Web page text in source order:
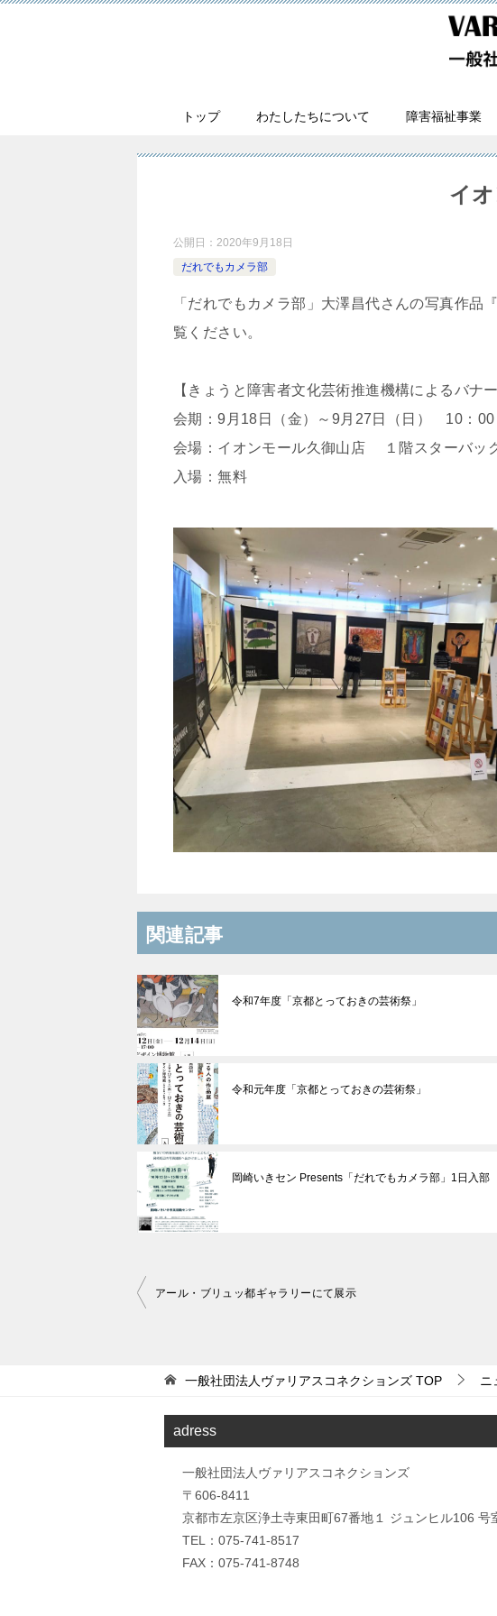
トップ わたしたちについて 障害福祉事業
イ
公開日： 2020年9月18日
だれでもカメラ部
「だれでもカメラ部」大澤昌代さんの写真作
覧ください。
【きょうと障害者文化芸術推進機構によるバナ
会期：9月18日（金）～9月27日（日） 10：00
会場：イオンモール久御山店 １階スターバッ
入場：無料
関連記事
令和7年度「京都とっておきの芸術祭」
令和元年度「京都とっておきの芸術祭」
岡崎いきセン Presents「だれでもカメラ部」1日入部
投
アール・ブリュッ都ギャラリーにて展示
一般社団法人ヴァリアスコネクションズ TOP ニ
adress
一般社団法人ヴァリアスコネクションズ
〒606-8411
京都市左京区浄土寺東田町67番地１ ジュンヒル106 号
TEL：075-741-8517
FAX：075-741-8748